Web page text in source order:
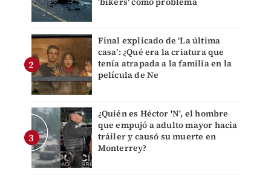
Final explicado de ‘La última
casa’: ¿Qué era la criatura que
tenía atrapada a la familia en la
película de Ne
¿Quién es Héctor 'N', el hombre
que empujó a adulto mayor hacia
tráiler y causó su muerte en
Monterrey?